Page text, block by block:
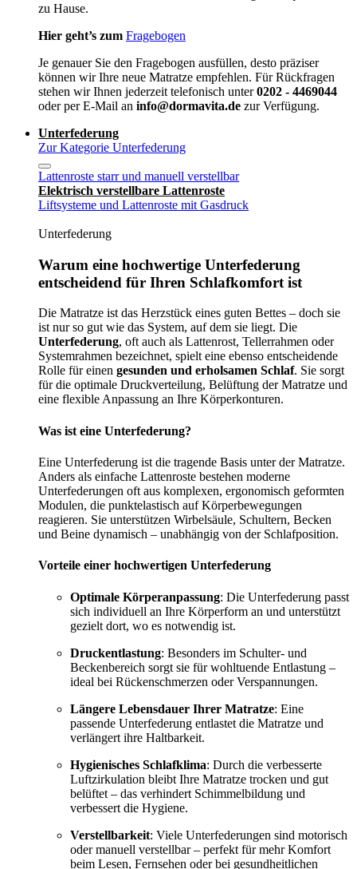
zu Hause.
Hier geht’s zum Fragebogen
Je genauer Sie den Fragebogen ausfüllen, desto präziser
können wir Ihre neue Matratze empfehlen. Für Rückfragen
stehen wir Ihnen jederzeit telefonisch unter0202 - 4469044
oder per E-Mail an info@dormavita.de zur Verfügung.
Unterfederung
Zur Kategorie Unterfederung
Lattenroste starr und manuell verstellbar
Elektrisch verstellbare Lattenroste
Liftsysteme und Lattenroste mit Gasdruck
Unterfederung
Warum eine hochwertige Unterfederung
entscheidend für Ihren Schlafkomfort ist
Die Matratze ist das Herzstück eines guten Bettes – doch sie
ist nur so gut wie das System, auf dem sie liegt. Die
Unterfederung, oft auch als Lattenrost, Tellerrahmen oder
Systemrahmen bezeichnet, spielt eine ebenso entscheidende
Rolle für einen gesunden und erholsamen Schlaf. Sie sorgt
für die optimale Druckverteilung, Belüftung der Matratze und
eine flexible Anpassung an Ihre Körperkonturen.
Was ist eine Unterfederung?
Eine Unterfederung ist die tragende Basis unter der Matratze.
Anders als einfache Lattenroste bestehen moderne
Unterfederungen oft aus komplexen, ergonomisch geformten
Modulen, die punktelastisch auf Körperbewegungen
reagieren. Sie unterstützen Wirbelsäule, Schultern, Becken
und Beine dynamisch – unabhängig von der Schlafposition.
Vorteile einer hochwertigen Unterfederung
Optimale Körperanpassung: Die Unterfederung passt
sich individuell an Ihre Körperform an und unterstützt
gezielt dort, wo es notwendig ist.
Druckentlastung: Besonders im Schulter- und
Beckenbereich sorgt sie für wohltuende Entlastung –
ideal bei Rückenschmerzen oder Verspannungen.
Längere Lebensdauer Ihrer Matratze: Eine
passende Unterfederung entlastet die Matratze und
verlängert ihre Haltbarkeit.
Hygienisches Schlafklima: Durch die verbesserte
Luftzirkulation bleibt Ihre Matratze trocken und gut
belüftet – das verhindert Schimmelbildung und
verbessert die Hygiene.
Verstellbarkeit: Viele Unterfederungen sind motorisch
oder manuell verstellbar – perfekt für mehr Komfort
beim Lesen, Fernsehen oder bei gesundheitlichen